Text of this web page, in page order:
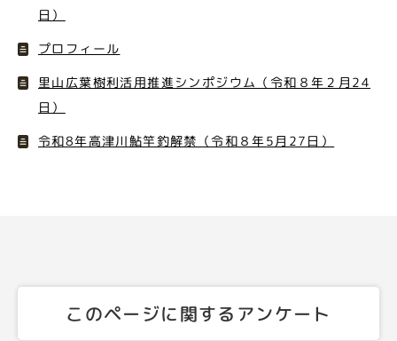
日）
プロフィール
里山広葉樹利活用推進シンポジウム（令和８年２月24
日）
令和8年高津川鮎竿釣解禁（令和８年5月27日）
このページに関するアンケート